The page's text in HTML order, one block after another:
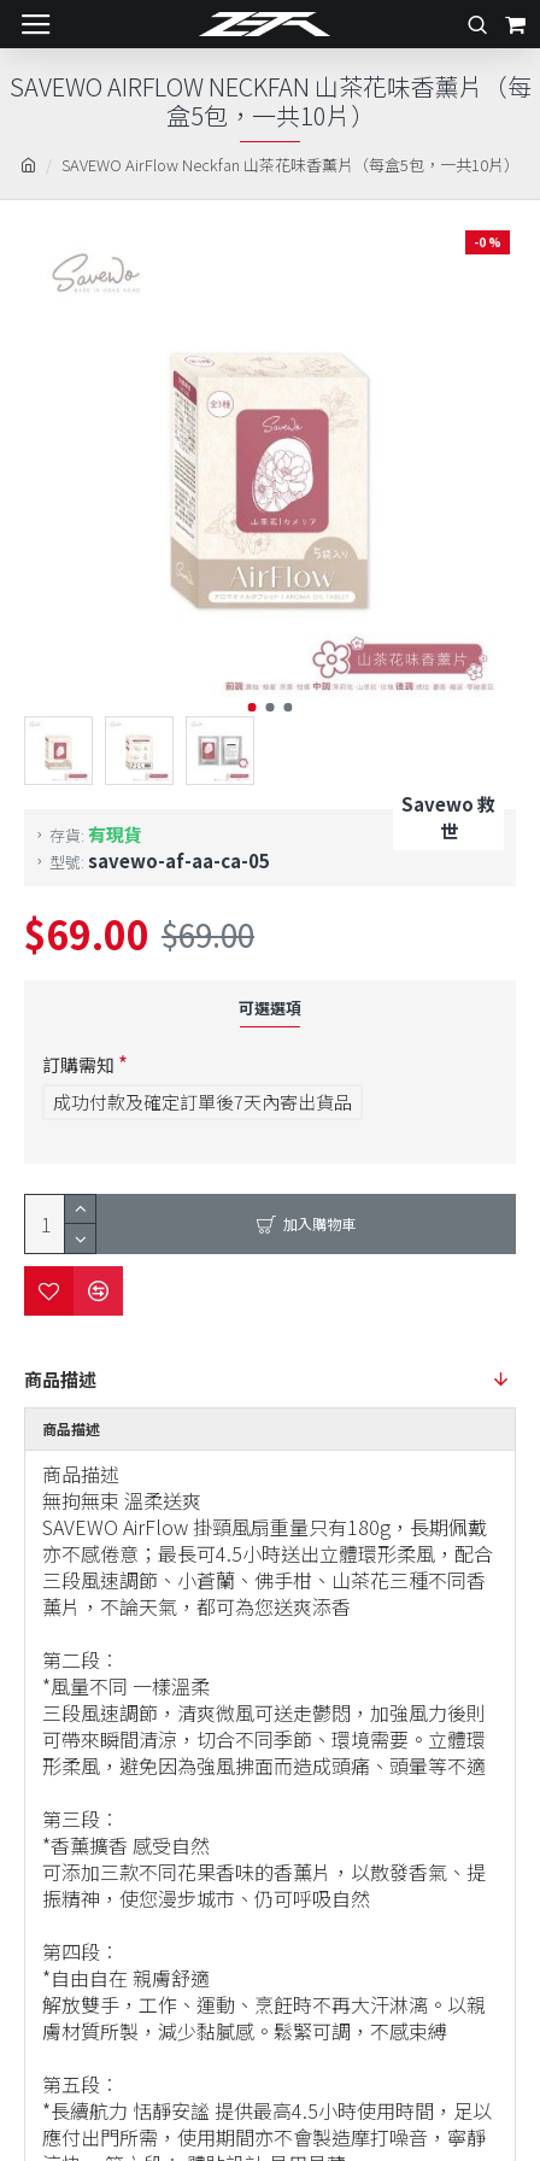
SAVEWO AirFlow Neckfan 山茶花味香薰片（每盒5包，一共10片）
SAVEWO AIRFLOW NECKFAN 山茶花味香薰片（每
盒5包，一共10片）
-0 %
存貨: 有現貨
型號: savewo-af-aa-ca-05
Savewo 救
世
$69.00 $69.00
可選選項
訂購需知
成功付款及確定訂單後7天內寄出貨品
加入購物車
商品描述
商品描述
商品描述
無拘無束 溫柔送爽
SAVEWO AirFlow 掛頸風扇重量只有180g，長期佩戴
亦不感倦意；最長可4.5小時送出立體環形柔風，配合
三段風速調節、小蒼蘭、佛手柑、山茶花三種不同香
薰片，不論天氣，都可為您送爽添香
第二段︰
*風量不同 一樣溫柔
三段風速調節，清爽微風可送走鬱悶，加強風力後則
可帶來瞬間清涼，切合不同季節、環境需要。立體環
形柔風，避免因為強風拂面而造成頭痛、頭暈等不適
第三段︰
*香薰擴香 感受自然
可添加三款不同花果香味的香薰片，以散發香氣、提
振精神，使您漫步城市、仍可呼吸自然
第四段︰
*自由自在 親膚舒適
解放雙手，工作、運動、烹飪時不再大汗淋漓。以親
膚材質所製，減少黏膩感。鬆緊可調，不感束縛
第五段︰
*長續航力 恬靜安謐 提供最高4.5小時使用時間，足以
應付出門所需，使用期間亦不會製造摩打噪音，寧靜